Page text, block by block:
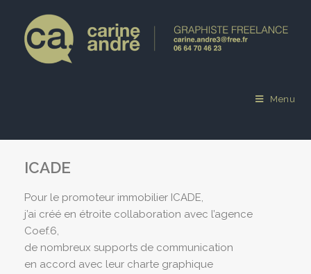
Menu
ICADE
Pour le promoteur immobilier ICADE,
j’ai créé en étroite collaboration avec l’agence
Coef.6,
de nombreux supports de communication
en accord avec leur charte graphique